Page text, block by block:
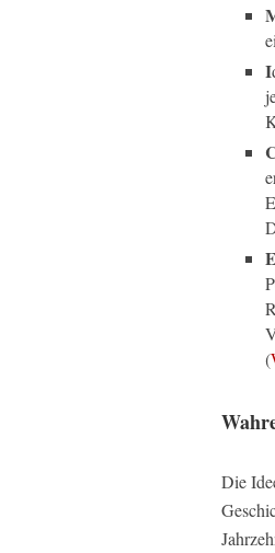
I
E
(
Die